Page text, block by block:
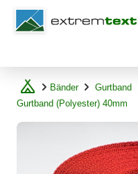
Shopware
Bänder Gurtband
Gurtband (Polyester) 40mm